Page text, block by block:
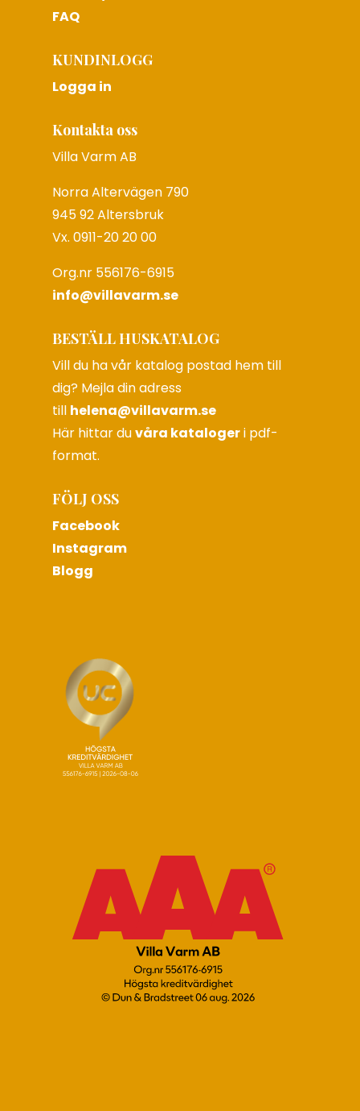
FAQ
KUNDINLOGG
Logga in
Kontakta oss
Villa Varm AB
Norra Altervägen 790
945 92 Altersbruk
Vx. 0911-20 20 00
Org.nr 556176-6915
info@villavarm.se
BESTÄLL HUSKATALOG
Vill du ha vår katalog postad hem till
dig? Mejla din adress
till helena@villavarm.se
Här hittar duvåra katalogeri pdf-
format.
FÖLJ OSS
Facebook
Instagram
Blogg